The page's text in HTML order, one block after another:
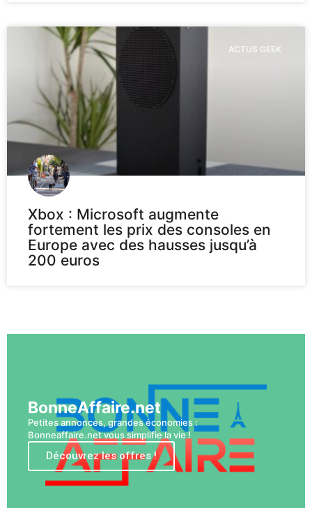
ACTUS GEEK
Xbox : Microsoft augmente
fortement les prix des consoles en
Europe avec des hausses jusqu’à
200 euros
BonneAffaire.net
Petites annonces, grandes économies :
Bonneaffaire.net vous simplifie la vie !
Découvrez les offres !